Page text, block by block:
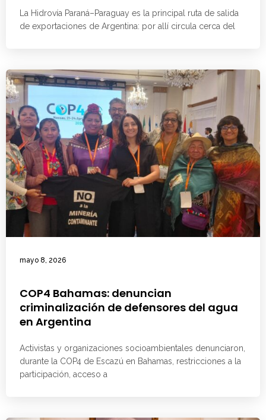
La Hidrovía Paraná–Paraguay es la principal ruta de salida
de exportaciones de Argentina: por allí circula cerca del
mayo 8, 2026
COP4 Bahamas: denuncian
criminalización de defensores del agua
en Argentina
Activistas y organizaciones socioambientales denunciaron,
durante la COP4 de Escazú en Bahamas, restricciones a la
participación, acceso a